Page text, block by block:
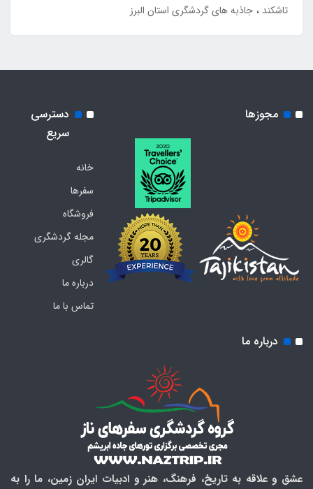
تاشکند
جاذبه های گردشگری استان البرز
مجوزها
دسترسی
سریع
خانه
سفرها
فروشگاه
مجله گردشگری
گالری
درباره ما
تماس با ما
درباره ما
عشق و علاقه به تاریخ، فرهنگ، هنر و ادبیات ایران زمین، ما را به